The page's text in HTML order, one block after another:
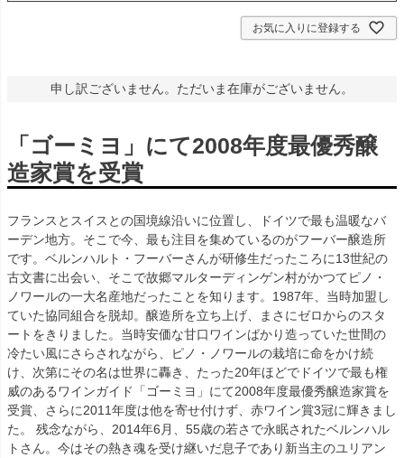
お気に入りに登録する
申し訳ございません。ただいま在庫がございません。
「ゴーミヨ」にて2008年度最優秀醸
造家賞を受賞
フランスとスイスとの国境線沿いに位置し、ドイツで最も温暖なバ
ーデン地方。そこで今、最も注目を集めているのがフーバー醸造所
です。ベルンハルト・フーバーさんが研修生だったころに13世紀の
古文書に出会い、そこで故郷マルターディンゲン村がかつてピノ・
ノワールの一大名産地だったことを知ります。1987年、当時加盟し
ていた協同組合を脱却。醸造所を立ち上げ、まさにゼロからのスタ
ートをきりました。当時安価な甘口ワインばかり造っていた世間の
冷たい風にさらされながら、ピノ・ノワールの栽培に命をかけ続
け、次第にその名は世界に轟き、たった20年ほどでドイツで最も権
威のあるワインガイド「ゴーミヨ」にて2008年度最優秀醸造家賞を
受賞、さらに2011年度は他を寄せ付けず、赤ワイン賞3冠に輝きまし
た。 残念ながら、2014年6月、55歳の若さで永眠されたベルンハル
トさん。今はその熱き魂を受け継いだ息子であり新当主のユリアン